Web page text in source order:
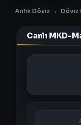
Anlık Döviz › Döviz
Canlı MKD-